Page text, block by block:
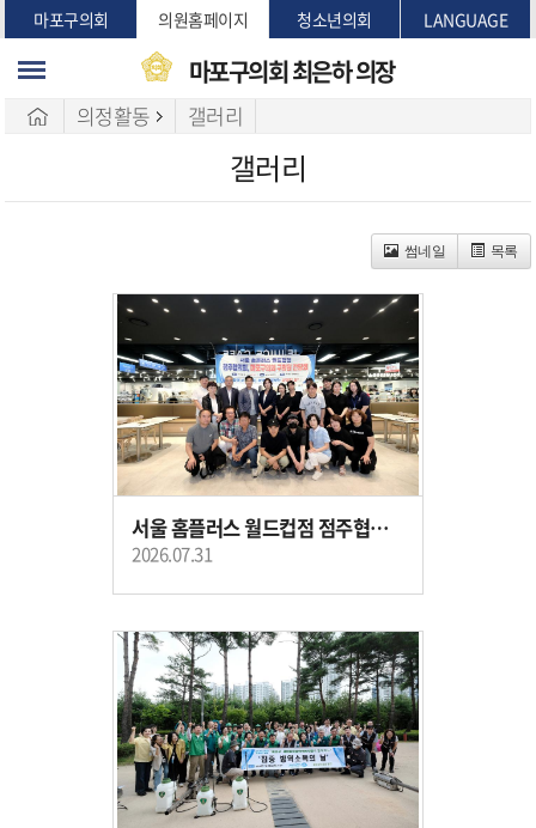
본문바로가기
마포구의회 의원홈페이지 청소년의회 LANGUAGE
마포구의회최은하 의장
의정활동 갤러리
갤러리
썸네일 목록
서울 홈플러스 월드컵점 점주협의회, 마포구의회 구의원 간담회
2026.07.31